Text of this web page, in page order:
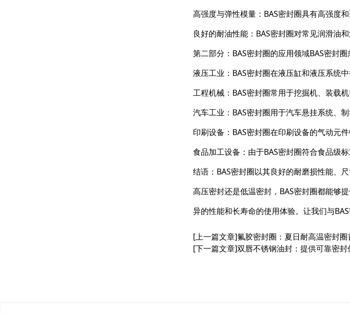
高强度与弹性模量：BAS密封圈具有高强度
良好的耐油性能：BAS密封圈对常见润滑油
第二部分：BAS密封圈的应用领域BAS密封圈
液压工业：BAS密封圈在液压缸和液压系统
工程机械：BAS密封圈常用于挖掘机、装载
汽车工业：BAS密封圈用于汽车悬挂系统、
印刷设备：BAS密封圈在印刷设备的气动元
食品加工设备：由于BAS密封圈符合食品级
结语：BAS密封圈以其良好的耐磨损性能、
高压密封还是低温密封，BAS密封圈都能够
异的性能和长寿命的使用体验。让我们与
[上一篇文章]氟胶密封圈：夏日耐高温密封圈
[下一篇文章]双唇不锈钢油封：提供可靠密